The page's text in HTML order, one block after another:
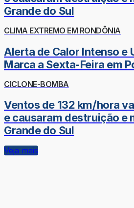
Grande do Sul
CLIMA EXTREMO EM RONDÔNIA
Alerta de Calor Intenso e
Marca a Sexta-Feira em
CICLONE-BOMBA
Ventos de 132 km/hora
e causaram destruição e
Grande do Sul
Veja mais